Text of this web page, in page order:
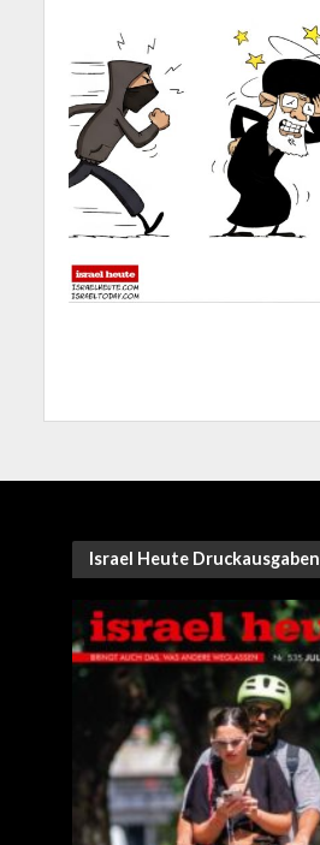
Israel Heute Druckausgaben